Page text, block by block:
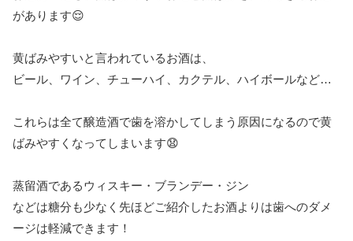
があります😌
黄ばみやすいと言われているお酒は、
ビール、ワイン、チューハイ、カクテル、ハイボールなど…
これらは全て醸造酒で歯を溶かしてしまう原因になるので黄
ばみやすくなってしまいます😧
蒸留酒であるウィスキー・ブランデー・ジン
などは糖分も少なく先ほどご紹介したお酒よりは歯へのダメ
ージは軽減できます！